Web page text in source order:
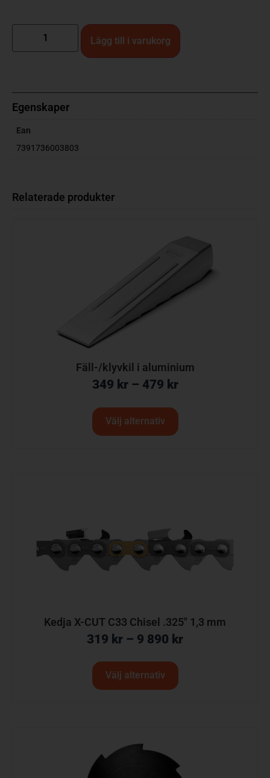
Lägg till i varukorg
Egenskaper
Ean
7391736003803
Relaterade produkter
Fäll-/klyvkil i aluminium
349 kr – 479 kr
Välj alternativ
Kedja X-CUT C33 Chisel .325″ 1,3 mm
319 kr – 9 890 kr
Välj alternativ